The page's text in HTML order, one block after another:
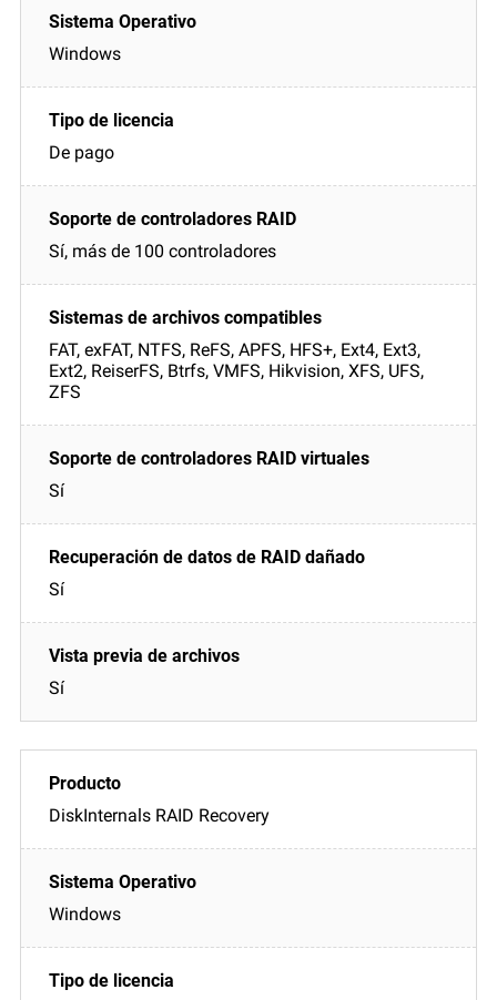
Windows
De pago
Sí, más de 100 controladores
FAT, exFAT, NTFS, ReFS, APFS, HFS+, Ext4, Ext3,
Ext2, ReiserFS, Btrfs, VMFS, Hikvision, XFS, UFS,
ZFS
Sí
Sí
Sí
DiskInternals RAID Recovery
Windows